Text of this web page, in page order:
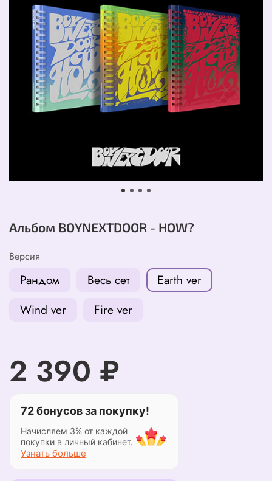
Альбом BOYNEXTDOOR - HOW?
Версия
Рандом Весь сет
Earth ver
Wind ver
Fire ver
2 390 ₽
72 бонусов за покупку!
Начисляем 3% от каждой
покупки в личный кабинет.
Узнать больше